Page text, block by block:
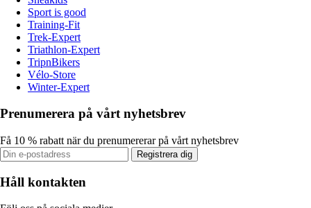
Sport is good
Training-Fit
Trek-Expert
Triathlon-Expert
TripnBikers
Vélo-Store
Winter-Expert
Prenumerera på vårt nyhetsbrev
Få 10 % rabatt när du prenumererar på vårt nyhetsbrev
Registrera dig
Håll kontakten